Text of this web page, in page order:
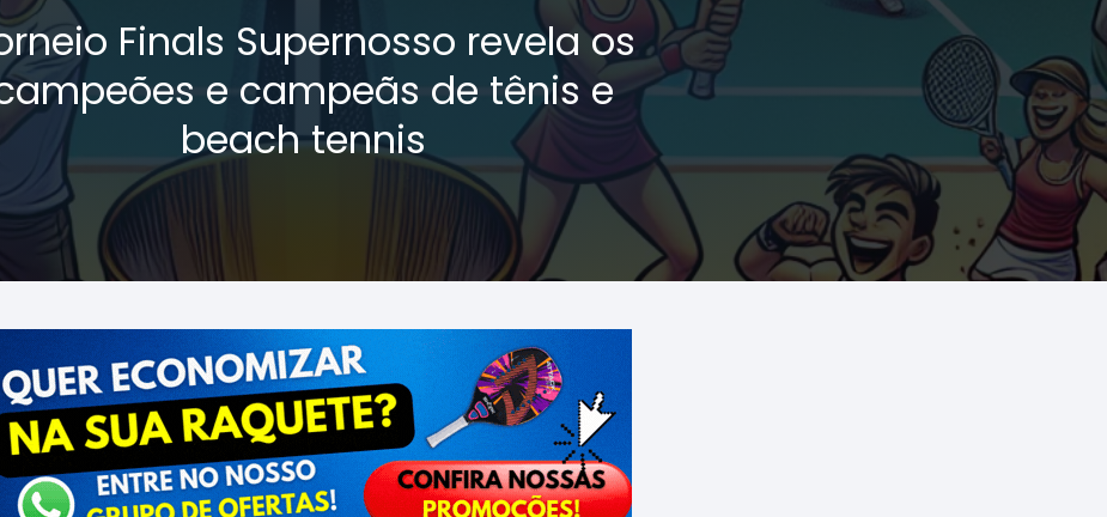
Finals Supernosso revela os
e campeãs de tênis e
beach tennis